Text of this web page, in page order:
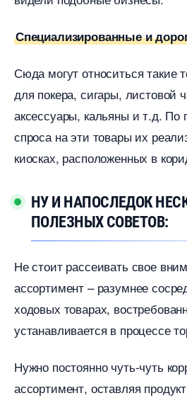
Специализированные и
Сюда могут относиться такие
для покера, сигары, листовой
аксессуары, кальяны и т.д. По
спроса на эти товары их
киосках, расположенных в
НУ И НАПОСЛЕДОК
ПОЛЕЗНЫХ СОВЕТОВ:
Не стоит рассеивать свое
ассортимент – разумнее
ходовых товарах,
устанавливается в процессе
Нужно постоянно чуть-чуть
ассортимент, оставляя